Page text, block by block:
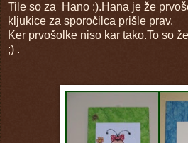
Tile so za Hano :).Hana je že
kljukice za sporočilca prišle prav.
Ker prvošolke niso kar tako.To so
;) .